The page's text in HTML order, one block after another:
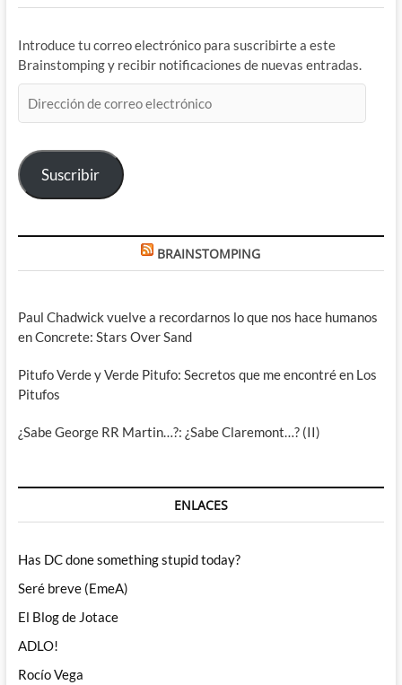
Introduce tu correo electrónico para suscribirte a este
Brainstomping y recibir notificaciones de nuevas entradas.
de
electrónico
Suscribir
BRAINSTOMPING
Paul Chadwick vuelve a recordarnos lo que nos hace humanos
en Concrete: Stars Over Sand
Pitufo Verde y Verde Pitufo: Secretos que me encontré en Los
Pitufos
¿Sabe George RR Martin…?: ¿Sabe Claremont…? (II)
ENLACES
Has DC done something stupid today?
Seré breve (EmeA)
El Blog de Jotace
ADLO!
Rocío Vega